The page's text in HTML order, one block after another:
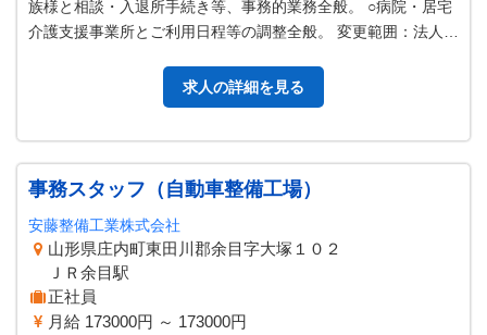
族様と相談・入退所手続き等、事務的業務全般。 ○病院・居宅
介護支援事業所とご利用日程等の調整全般。 変更範囲：法人の
求人の詳細を見る
事務スタッフ（自動車整備工場）
安藤整備工業株式会社
山形県庄内町東田川郡余目字大塚１０２
ＪＲ余目駅
正社員
月給 173000円 ～ 173000円